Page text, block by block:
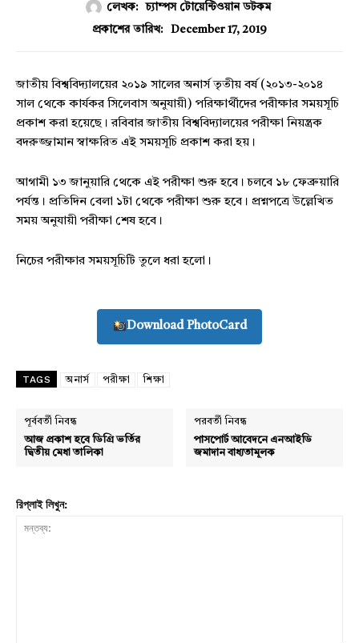
লেখক:
চ্যাম্পস টোয়েন্টিওয়ান ডটকম
প্রকাশের তারিখ:
December 17, 2019
জাতীয় বিশ্ববিদ্যালয়ের ২০১৯ সালের অনার্স তৃতীয় বর্ষ (২০১৩-২০১৪
সাল থেকে কার্যকর সিলেবাস অনুযায়ী) পরিক্ষার্থীদের পরীক্ষার সময়সূচি
প্রকাশ করা হয়েছে। রবিবার জাতীয় বিশ্ববিদ্যালয়ের পরীক্ষা নিয়ন্ত্রক
বদরুজ্জামান স্বাক্ষরিত এই সময়সূচি প্রকাশ করা হয়।
আগামী ১৩ জানুয়ারি থেকে এই পরীক্ষা শুরু হবে। চলবে ১৮ ফেব্রুয়ারি
পর্যন্ত। প্রতিদিন বেলা ১টা থেকে পরীক্ষা শুরু হবে। প্রশ্নপত্রে উল্লেখিত
সময় অনুযায়ী পরীক্ষা শেষ হবে।
নিচের পরীক্ষার সময়সূচিটি তুলে ধরা হলো।
Download PhotoCard
TAGS অনার্স পরীক্ষা শিক্ষা
পূর্ববর্তী নিবন্ধ
আজ প্রকাশ হবে ডিগ্রি ভর্তির
দ্বিতীয় মেধা তালিকা
পরবর্তী নিবন্ধ
পাসপোর্ট আবেদনে এনআইডি
জমাদান বাধ্যতামূলক
রিপ্লাই লিখুন: